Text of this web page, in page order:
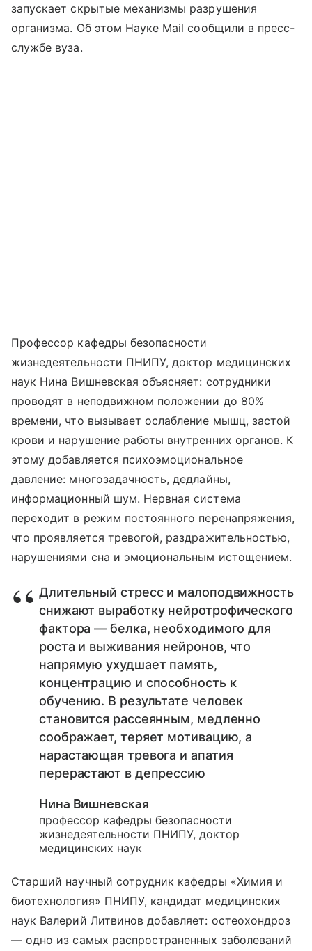
запускает скрытые механизмы разрушения
организма. Об этом Науке Mail сообщили в пресс-
службе вуза.
Профессор кафедры безопасности
жизнедеятельности ПНИПУ, доктор медицинских
наук Нина Вишневская объясняет: сотрудники
проводят в неподвижном положении до 80%
времени, что вызывает ослабление мышц, застой
крови и нарушение работы внутренних органов. К
этому добавляется психоэмоциональное
давление: многозадачность, дедлайны,
информационный шум. Нервная система
переходит в режим постоянного перенапряжения,
что проявляется тревогой, раздражительностью,
нарушениями сна и эмоциональным истощением.
Длительный стресс и малоподвижность
снижают выработку нейротрофического
фактора — белка, необходимого для
роста и выживания нейронов, что
напрямую ухудшает память,
концентрацию и способность к
обучению. В результате человек
становится рассеянным, медленно
соображает, теряет мотивацию, а
нарастающая тревога и апатия
перерастают в депрессию
Нина Вишневская
профессор кафедры безопасности
жизнедеятельности ПНИПУ, доктор
медицинских наук
Старший научный сотрудник кафедры «Химия и
биотехнология» ПНИПУ, кандидат медицинских
наук Валерий Литвинов добавляет: остеохондроз
— одно из самых распространенных заболеваний